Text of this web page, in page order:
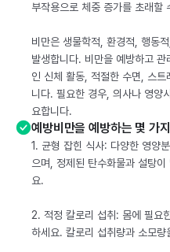
부작용으로 체중 증가를 초래할
비만은 생물학적, 환경적, 행동
발생합니다. 비만을 예방하고
인 신체 활동, 적절한 수면, 스
니다. 필요한 경우, 의사나 영양
요합니다.
예방비만을 예방하는 몇 가
1. 균형 잡힌 식사: 다양한 영양
으며, 정제된 탄수화물과 설탕
요.
2. 적정 칼로리 섭취: 몸에 필요
하세요. 칼로리 섭취량과 소모